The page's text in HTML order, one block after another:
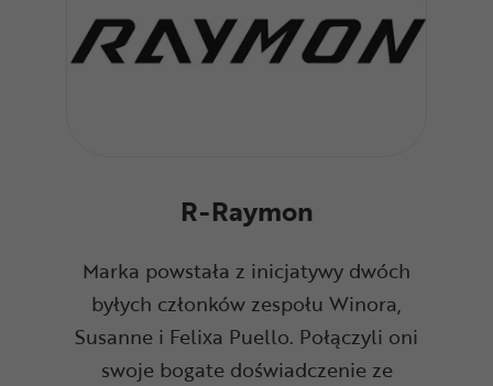
R-Raymon
Marka powstała z inicjatywy dwóch
byłych członków zespołu Winora,
Susanne i Felixa Puello. Połączyli oni
swoje bogate doświadczenie ze